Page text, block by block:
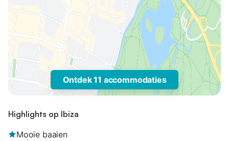
Ontdek 11 accommodaties
Highlights op Ibiza
Mooie baaien